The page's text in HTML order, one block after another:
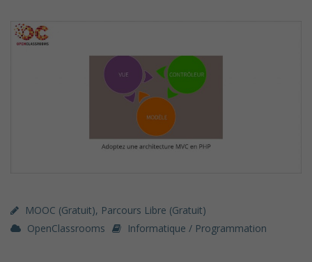
MOOC (gratuit), Parcours Libre (gratuit)
OpenClassrooms
Informatique / Programmation